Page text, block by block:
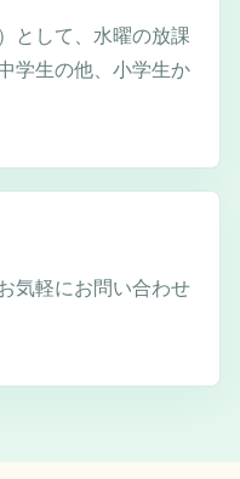
として、水曜の放課
学生の他、小学生か
気軽にお問い合わせ